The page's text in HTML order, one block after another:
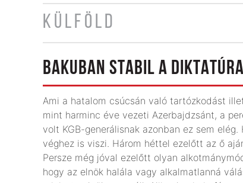
KÜLFÖLD
BAKUBAN STABIL A DIKTATÚRA
Ami a hatalom csúcsán való tartózkodást
mint harminc éve vezeti Azerbajdzsánt, a
volt KGB-generálisnak azonban ez sem
véghez is viszi. Három héttel ezelőtt az ő
Persze még jóval ezelőtt olyan
hogy az elnök halála vagy alkalmatlanná